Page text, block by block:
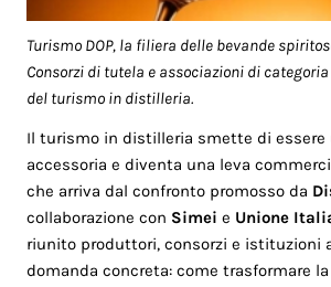
Turismo DOP, la filiera delle bevande
Consorzi di tutela e associazioni di
del turismo in distilleria.
Il turismo in distilleria smette di essere
accessoria e diventa una leva
che arriva dal confronto promosso da
collaborazione con Simei e Unione
riunito produttori, consorzi e istituzioni
domanda concreta: come trasformare